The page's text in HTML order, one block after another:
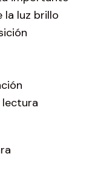
la luz brillo
lectura